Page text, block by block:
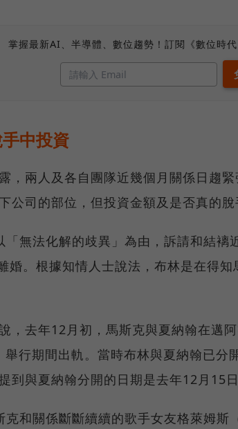
掌握最新AI、半導體、數位趨勢！訂閱《數位時
中投資
，兩人及各自團隊近幾個月關係日趨
公司的部位，但投資金額及是否真的脫
「無法化解的歧異」為由，訴請和結
婚。根據知情人士說法，布林是在得知
，去年12月初，馬斯克與夏納翰在邁
舉行期間出軌。當時布林與夏納翰已分
到與夏納翰分開的日期是去年12月15日
克和關係斷斷續續的歌手女友格萊姆